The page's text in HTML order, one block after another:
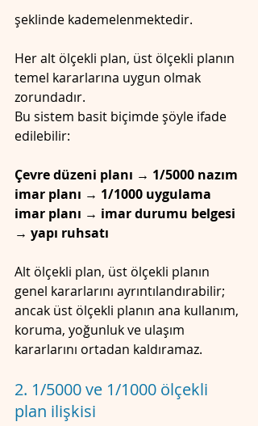
şeklinde kademelenmektedir.
Her alt ölçekli plan, üst ölçekli planın
temel kararlarına uygun olmak
zorundadır.
Bu sistem basit biçimde şöyle ifade
edilebilir:
Çevre düzeni planı → 1/5000 nazım
imar planı → 1/1000 uygulama
imar planı → imar durumu belgesi
→ yapı ruhsatı
Alt ölçekli plan, üst ölçekli planın
genel kararlarını ayrıntılandırabilir;
ancak üst ölçekli planın ana kullanım,
koruma, yoğunluk ve ulaşım
kararlarını ortadan kaldıramaz.
2. 1/5000 ve 1/1000 ölçekli
plan ilişkisi